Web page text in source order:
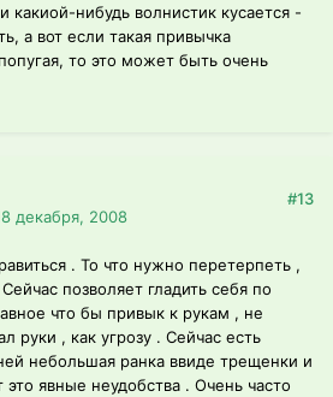
какиой-нибудь волнистик кусается -
а вот если такая привычка
то это может быть очень
декабря, 2008
#13
. То что нужно перетерпеть ,
позволяет гладить себя по
что бы привык к рукам , не
руки , как угрозу . Сейчас есть
небольшая ранка ввиде трещенки и
явные неудобства . Очень часто